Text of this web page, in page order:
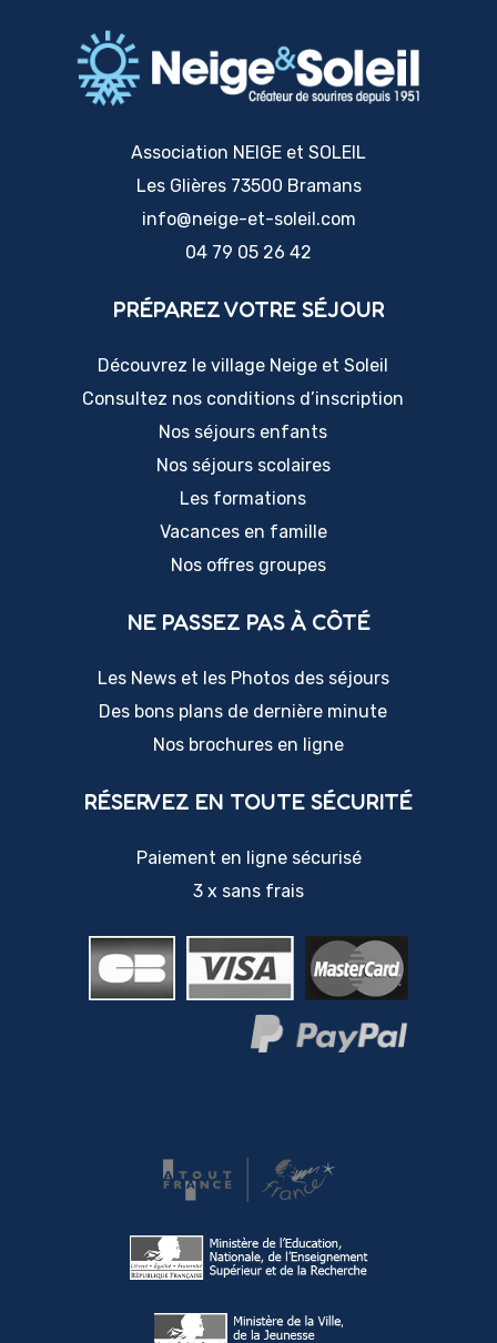
Association NEIGE et SOLEIL
Les Glières 73500 Bramans
info@neige-et-soleil.com
04 79 05 26 42
PRÉPAREZ VOTRE SÉJOUR
Découvrez le village Neige et Soleil
Consultez nos conditions d’inscription
Nos séjours enfants
Nos séjours scolaires
Les formations
Vacances en famille
Nos offres groupes
NE PASSEZ PAS À CÔTÉ
Les News et les Photos des séjours
Des bons plans de dernière minute
Nos brochures en ligne
RÉSERVEZ EN TOUTE SÉCURITÉ
Paiement en ligne sécurisé
3 x sans frais